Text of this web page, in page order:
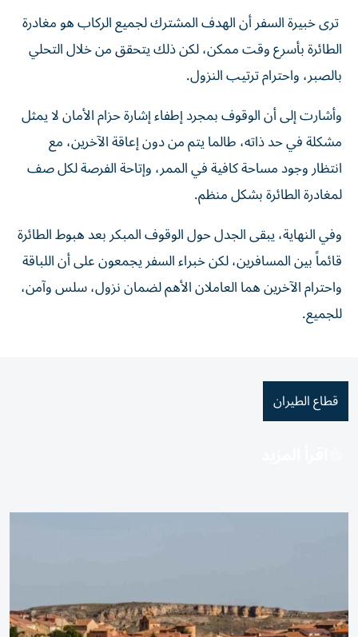
ترى خبيرة السفر أن الهدف المشترك لجميع الركاب هو مغادرة
الطائرة بأسرع وقت ممكن، لكن ذلك يتحقق من خلال التحلي
بالصبر، واحترام ترتيب النزول.
وأشارت إلى أن الوقوف بمجرد إطفاء إشارة حزام الأمان لا يمثل
مشكلة في حد ذاته، طالما يتم من دون إعاقة الآخرين، مع
انتظار وجود مساحة كافية في الممر، وإتاحة الفرصة لكل صف
لمغادرة الطائرة بشكل منظم.
وفي النهاية، يبقى الجدل حول الوقوف المبكر بعد هبوط الطائرة
قائماً بين المسافرين، لكن خبراء السفر يجمعون على أن اللباقة
واحترام الآخرين هما العاملان الأهم لضمان نزول، سلس وآمن،
للجميع.
قطاع الطيران